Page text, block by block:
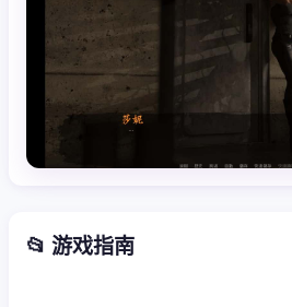
📂 游戏指南